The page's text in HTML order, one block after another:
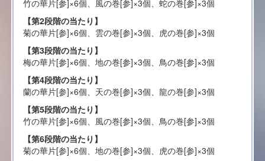
竹の華片[参]×6個、風の巻[参]×3個、蛇の巻[参]×3個
【第2段階の当たり】
菊の華片[参]×6個、雲の巻[参]×3個、虎の巻[参]×3個
【第3段階の当たり】
梅の華片[参]×6個、地の巻[参]×3個、鳥の巻[参]×3個
【第4段階の当たり】
蘭の華片[参]×6個、天の巻[参]×3個、龍の巻[参]×3個
【第5段階の当たり】
竹の華片[参]×6個、風の巻[参]×3個、鳥の巻[参]×3個
【第6段階の当たり】
菊の華片[参]×6個、地の巻[参]×3個、虎の巻[参]×3個